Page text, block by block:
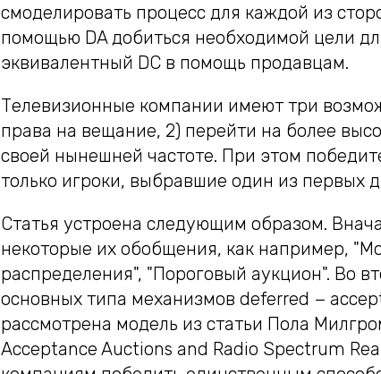
смоделировать процесс для каждой из
помощью DA добиться необходимой цели
эквивалентный DC в помощь продавцам.
Телевизионные компании имеют три
права на вещание, 2) перейти на более
своей нынешней частоте. При этом
только игроки, выбравшие один из первых
Статья устроена следующим образом.
некоторые их обобщения, как например,
распределения", "Пороговый аукцион". Во
основных типа механизмов deferred −
рассмотрена модель из статьи Пола
Acceptance Auctions and Radio Spectrum